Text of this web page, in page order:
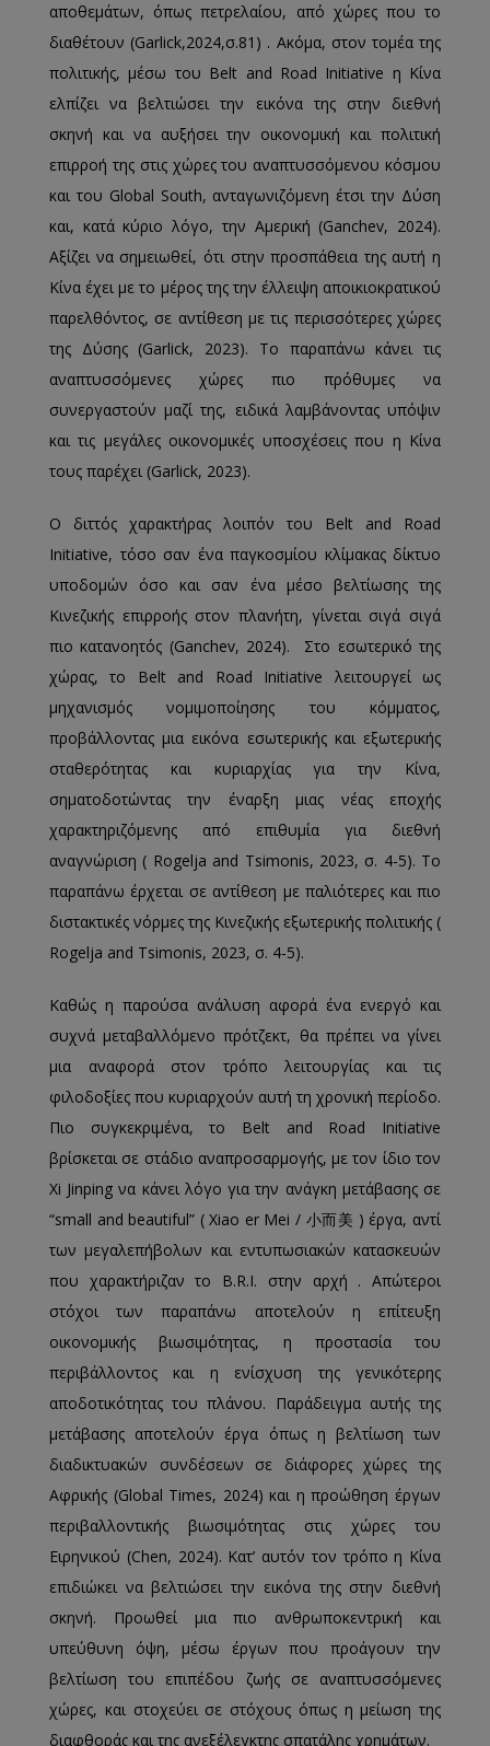
αποθεμάτων, όπως πετρελαίου, από χώρες που το
διαθέτουν (Garlick,2024,σ.81) . Ακόμα, στον τομέα της
πολιτικής, μέσω του Belt and Road Initiative η Κίνα
ελπίζει να βελτιώσει την εικόνα της στην διεθνή
σκηνή και να αυξήσει την οικονομική και πολιτική
επιρροή της στις χώρες του αναπτυσσόμενου κόσμου
και του Global South, ανταγωνιζόμενη έτσι την Δύση
και, κατά κύριο λόγο, την Αμερική (Ganchev, 2024).
Αξίζει να σημειωθεί, ότι στην προσπάθεια της αυτή η
Κίνα έχει με το μέρος της την έλλειψη αποικιοκρατικού
παρελθόντος, σε αντίθεση με τις περισσότερες χώρες
της Δύσης (Garlick, 2023). Το παραπάνω κάνει τις
αναπτυσσόμενες χώρες πιο πρόθυμες να
συνεργαστούν μαζί της, ειδικά λαμβάνοντας υπόψιν
και τις μεγάλες οικονομικές υποσχέσεις που η Κίνα
τους παρέχει (Garlick, 2023).
Ο διττός χαρακτήρας λοιπόν του Belt and Road
Initiative, τόσο σαν ένα παγκοσμίου κλίμακας δίκτυο
υποδομών όσο και σαν ένα μέσο βελτίωσης της
Κινεζικής επιρροής στον πλανήτη, γίνεται σιγά σιγά
πιο κατανοητός (Ganchev, 2024). Στο εσωτερικό της
χώρας, το Belt and Road Initiative λειτουργεί ως
μηχανισμός νομιμοποίησης του κόμματος,
προβάλλοντας μια εικόνα εσωτερικής και εξωτερικής
σταθερότητας και κυριαρχίας για την Κίνα,
σηματοδοτώντας την έναρξη μιας νέας εποχής
χαρακτηριζόμενης από επιθυμία για διεθνή
αναγνώριση ( Rogelja and Tsimonis, 2023, σ. 4-5). Το
παραπάνω έρχεται σε αντίθεση με παλιότερες και πιο
διστακτικές νόρμες της Κινεζικής εξωτερικής πολιτικής (
Rogelja and Tsimonis, 2023, σ. 4-5).
Καθώς η παρούσα ανάλυση αφορά ένα ενεργό και
συχνά μεταβαλλόμενο πρότζεκτ, θα πρέπει να γίνει
μια αναφορά στον τρόπο λειτουργίας και τις
φιλοδοξίες που κυριαρχούν αυτή τη χρονική περίοδο.
Πιο συγκεκριμένα, το Belt and Road Initiative
βρίσκεται σε στάδιο αναπροσαρμογής, με τον ίδιο τον
Xi Jinping να κάνει λόγο για την ανάγκη μετάβασης σε
“small and beautiful” ( Xiao er Mei / 小而美 ) έργα, αντί
των μεγαλεπήβολων και εντυπωσιακών κατασκευών
που χαρακτήριζαν το B.R.I. στην αρχή . Απώτεροι
στόχοι των παραπάνω αποτελούν η επίτευξη
οικονομικής βιωσιμότητας, η προστασία του
περιβάλλοντος και η ενίσχυση της γενικότερης
αποδοτικότητας του πλάνου. Παράδειγμα αυτής της
μετάβασης αποτελούν έργα όπως η βελτίωση των
διαδικτυακών συνδέσεων σε διάφορες χώρες της
Αφρικής (Global Times, 2024) και η προώθηση έργων
περιβαλλοντικής βιωσιμότητας στις χώρες του
Ειρηνικού (Chen, 2024). Κατ’ αυτόν τον τρόπο η Κίνα
επιδιώκει να βελτιώσει την εικόνα της στην διεθνή
σκηνή. Προωθεί μια πιο ανθρωποκεντρική και
υπεύθυνη όψη, μέσω έργων που προάγουν την
βελτίωση του επιπέδου ζωής σε αναπτυσσόμενες
χώρες, και στοχεύει σε στόχους όπως η μείωση της
διαφθοράς και της ανεξέλεγκτης σπατάλης χρημάτων.